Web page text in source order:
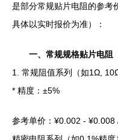
是部分常规贴片电阻的参考
具体以实时报价为准）：
一、常规规格贴片电阻
1. 常规阻值系列（如1Ω,
* 精度：±5%
参考单价：¥0.002 - ¥0.008